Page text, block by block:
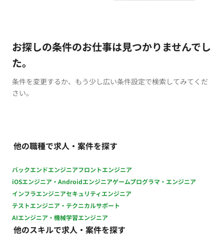
お探しの条件のお仕事は見つかりませんでし
た。
条件を変更するか、もう少し広い条件設定で検索してみてくだ
さい。
他の職種で求人・案件を探す
バックエンドエンジニアフロントエンジニア
iOSエンジニア・Androidエンジニアゲームプログラマ・エンジニア
インフラエンジニアセキュリティエンジニア
テストエンジニア・テクニカルサポート
AIエンジニア・機械学習エンジニア
他のスキルで求人・案件を探す